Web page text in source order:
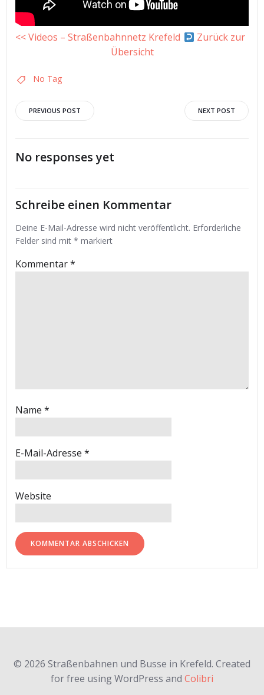
<< Videos – Straßenbahnnetz Krefeld
Zurück zur
Übersicht
No Tag
Post
navigation
PREVIOUS POST
navigation
NEXT POST
No responses yet
Schreibe einen Kommentar
Deine E-Mail-Adresse wird nicht veröffentlicht. Erforderliche
Felder sind mit * markiert
Kommentar*
Name *
E-Mail-Adresse *
Website
© 2026 Straßenbahnen und Busse in Krefeld. Created
for free using WordPress and Colibri